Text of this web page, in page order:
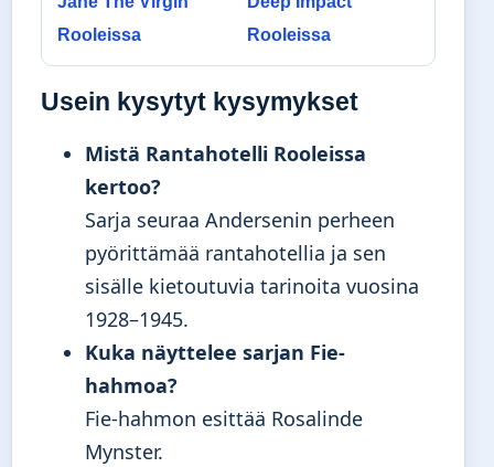
Rooleissa
Rooleissa
Usein kysytyt kysymykset
Mistä Rantahotelli Rooleissa
kertoo?
Sarja seuraa Andersenin perheen
pyörittämää rantahotellia ja sen
sisälle kietoutuvia tarinoita vuosina
1928–1945.
Kuka näyttelee sarjan Fie-
hahmoa?
Fie-hahmon esittää Rosalinde
Mynster.